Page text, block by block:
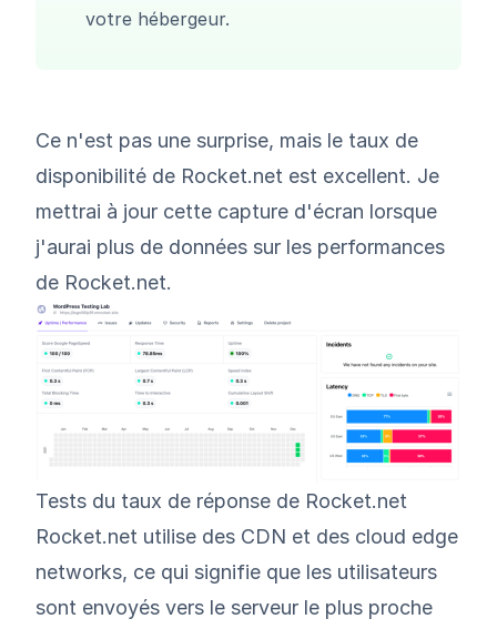
votre hébergeur.
Ce n'est pas une surprise, mais le taux de
disponibilité de Rocket.net est excellent. Je
mettrai à jour cette capture d'écran lorsque
j'aurai plus de données sur les performances
de Rocket.net.
Tests du taux de réponse de Rocket.net
Rocket.net utilise des CDN et des cloud edge
networks, ce qui signifie que les utilisateurs
sont envoyés vers le serveur le plus proche